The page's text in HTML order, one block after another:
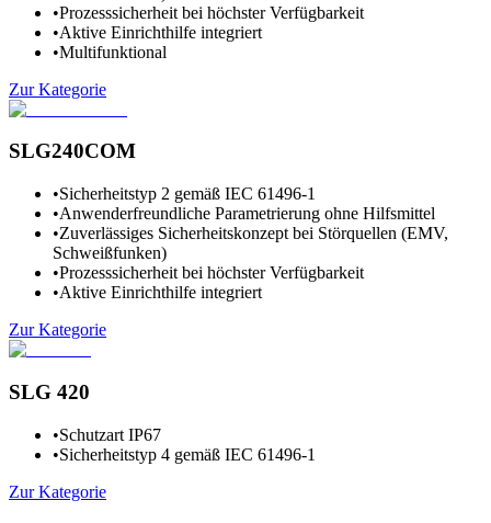
•Prozesssicherheit bei höchster Verfügbarkeit
•Aktive Einrichthilfe integriert
•Multifunktional
Zur Kategorie
SLG240COM
•Sicherheitstyp 2 gemäß IEC 61496-1
•Anwenderfreundliche Parametrierung ohne Hilfsmittel
•Zuverlässiges Sicherheitskonzept bei Störquellen (EMV,
Schweißfunken)
•Prozesssicherheit bei höchster Verfügbarkeit
•Aktive Einrichthilfe integriert
Zur Kategorie
SLG 420
•Schutzart IP67
•Sicherheitstyp 4 gemäß IEC 61496-1
Zur Kategorie